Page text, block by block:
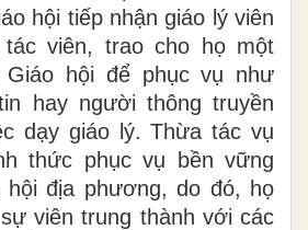
hội tiếp nhận giáo lý viên
viên, trao cho họ một
hội để phục vụ như
hay người thông truyền
dạy giáo lý. Thừa tác vụ
thức phục vụ bền vững
hội địa phương, do đó, họ
viên trung thành với các